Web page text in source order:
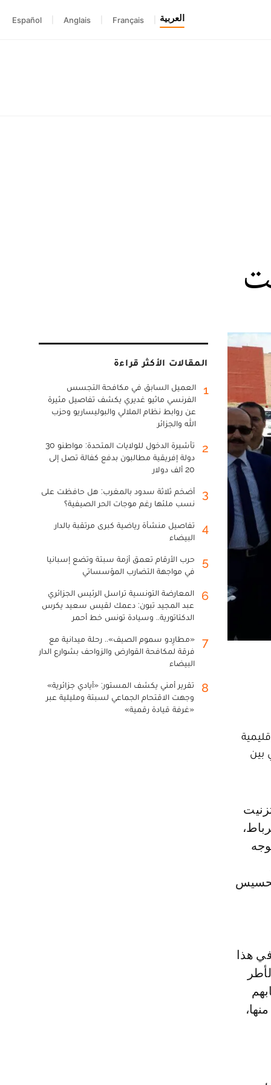
العربية Français
Anglais
Español
بين
هذا
المقالات الأكثر قراءة
1
العميل السابق في مكافحة التجسس
الفرنسي ماثيو غديري يكشف تفاصيل مثيرة
عن روابط نظام الملالي والبوليساريو وحزب
الله والجزائر
2
تأشيرة الدخول للولايات المتحدة: مواطنو 30
دولة إفريقية مطالبون بدفع كفالة تصل إلى
20 ألف دولار
3
أضخم ثلاثة سدود بالمغرب: هل حافظت على
نسب ملئها رغم موجات الحر الصيفية؟
4
تفاصيل منشأة رياضية كبرى مرتقبة بالدار
البيضاء
5
حرب الأرقام تعمق أزمة سبتة وتضع إسبانيا
في مواجهة التضارب المؤسساتي
6
المعارضة التونسية تراسل الرئيس الجزائري
عبد المجيد تبون: دعمك لقيس سعيد يكرس
الدكتاتورية.. وسيادة تونس خط أحمر
7
«مطارِدو سموم الصيف».. رحلة ميدانية مع
فرقة لمكافحة القوارض والزواحف بشوارع الدار
البيضاء
8
تقرير أمني يكشف المستور: «أيادي جزائرية»
وجهت الاقتحام الجماعي لسبتة ومليلية عبر
«غرفة قيادة رقمية»